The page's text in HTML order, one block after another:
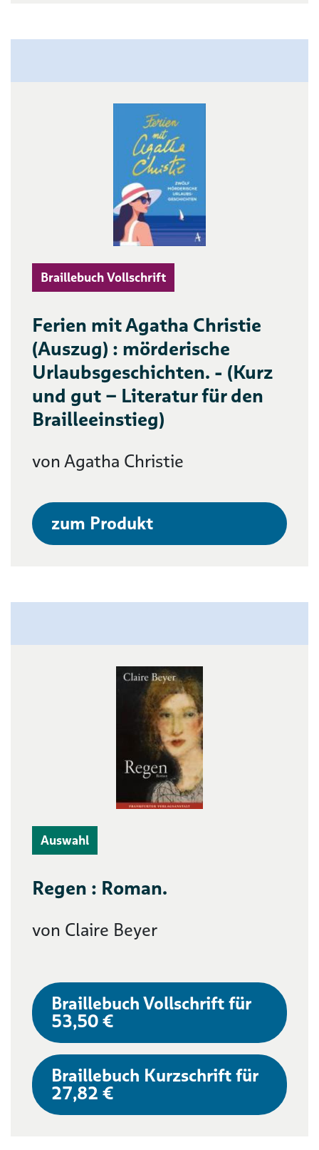
Braillebuch Vollschrift
Ferien mit Agatha Christie
(Auszug) : mörderische
Urlaubsgeschichten. - (Kurz
und gut – Literatur für den
Brailleeinstieg)
von Agatha Christie
zum Produkt
Auswahl
Regen : Roman.
von Claire Beyer
Braillebuch Vollschrift für
53,50 €
Braillebuch Kurzschrift für
27,82 €